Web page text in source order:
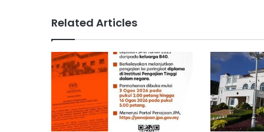
e
v
e
n
W
d
e
Related Articles